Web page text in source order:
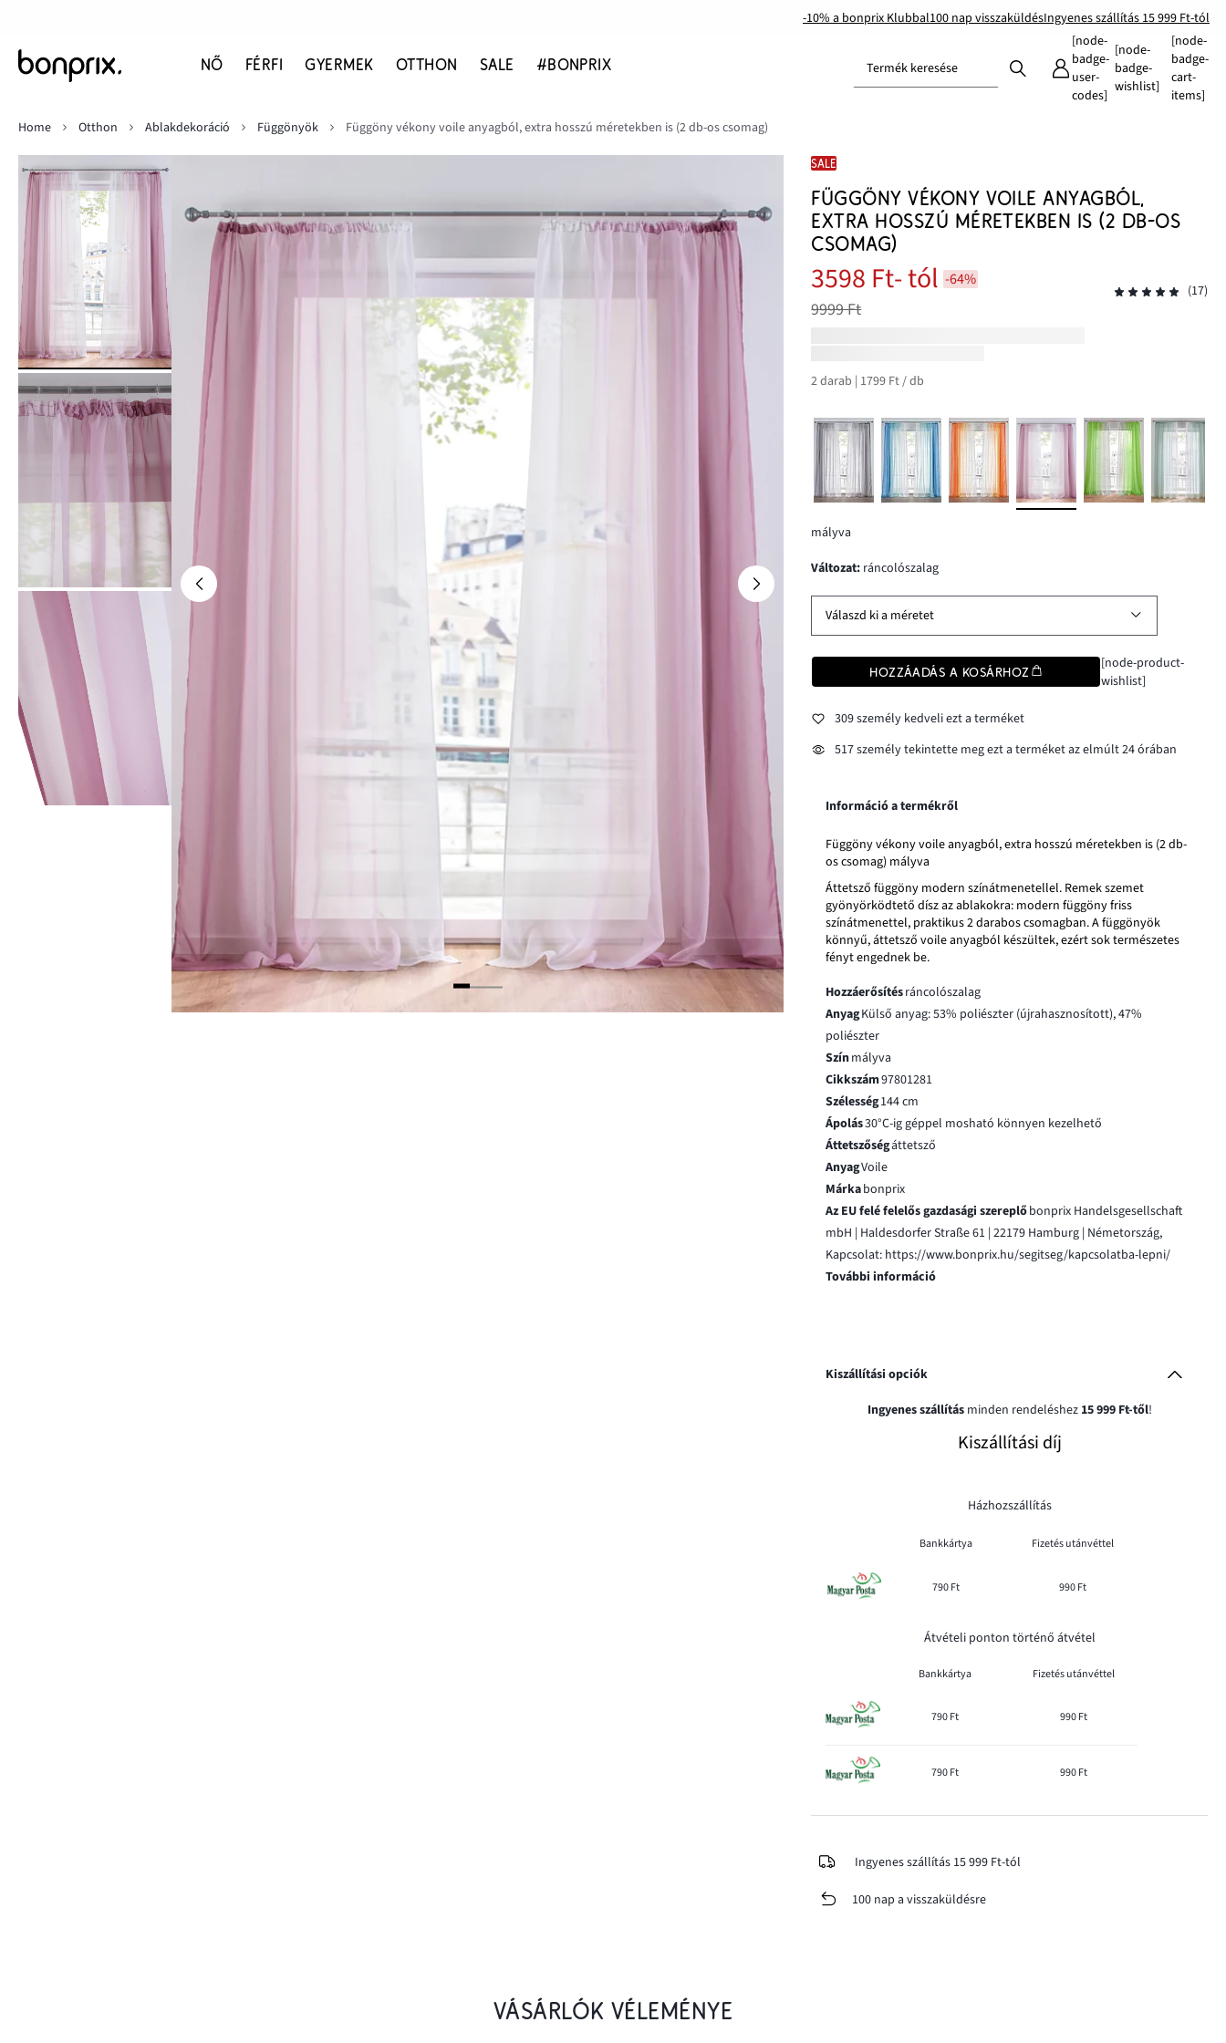
-10% a bonprix Klubbal100 nap visszaküldésIngyenes szállítás 15 999 Ft-tól
NŐ FÉRFI GYERMEK OTTHON SALE #BONPRIX Termék keresése
[node-
badge-
user-
codes]
[node-
badge-
wishlist]
[node-
badge-
cart-
items]
Home
Otthon Ablakdekoráció Függönyök Függöny vékony voile anyagból, extra hosszú méretekben is (2 db-os csomag)
SALE
FÜGGÖNY VÉKONY VOILE ANYAGBÓL,
EXTRA HOSSZÚ MÉRETEKBEN IS (2 DB-OS
CSOMAG)
3598 Ft- tól -64%
9999 Ft
(17)
2 darab | 1799 Ft / db
mályva
változat: ráncolószalag
Válaszd ki a méretet
HOZZÁADÁS A KOSÁRHOZ
[node-product-
wishlist]
309 személy kedveli ezt a terméket
517 személy tekintette meg ezt a terméket az elmúlt 24 órában
Információ a termékről
Függöny vékony voile anyagból, extra hosszú méretekben is (2 db-
os csomag) mályva
Áttetsző függöny modern színátmenetellel. Remek szemet
gyönyörködtető dísz az ablakokra: modern függöny friss
színátmenettel, praktikus 2 darabos csomagban. A függönyök
könnyű, áttetsző voile anyagból készültek, ezért sok természetes
fényt engednek be.
Hozzáerősítésráncolószalag
AnyagKülső anyag: 53% poliészter (újrahasznosított), 47%
poliészter
Színmályva
Cikkszám97801281
Szélesség144 cm
Ápolás30°C-ig géppel mosható könnyen kezelhető
Áttetszőségáttetsző
AnyagVoile
Márkabonprix
Az EU felé felelős gazdasági szereplőbonprix Handelsgesellschaft
mbH | Haldesdorfer Straße 61 | 22179 Hamburg | Németország,
Kapcsolat: https://www.bonprix.hu/segitseg/kapcsolatba-lepni/
További információ
Kiszállítási opciók
Ingyenes szállításminden rendeléshez 15 999 Ft-től!
Kiszállítási díj
Házhozszállítás
Bankkártya Fizetés utánvéttel
790 Ft 990 Ft
Átvételi ponton történő átvétel
Bankkártya Fizetés utánvéttel
790 Ft 990 Ft
790 Ft 990 Ft
Ingyenes szállítás 15 999 Ft-tól
100 nap a visszaküldésre
VÁSÁRLÓK VÉLEMÉNYE